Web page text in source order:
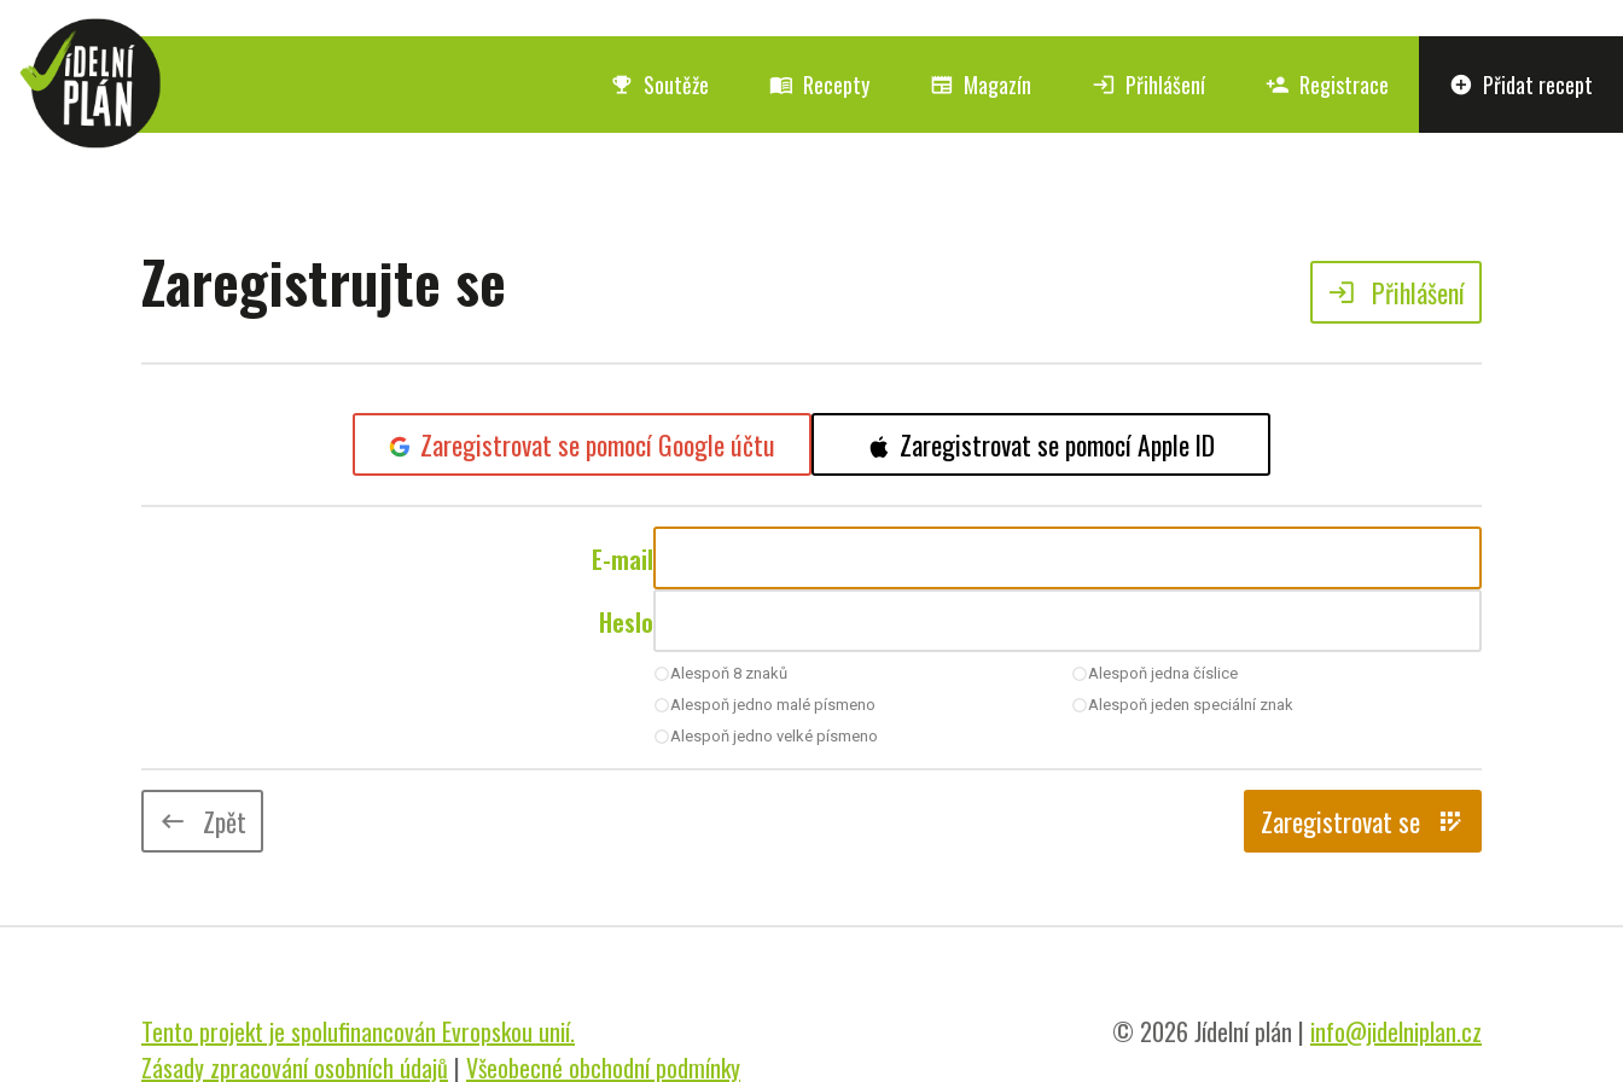
emoji_events Soutěže menu_book Recepty newspaper Magazín login Přihlášení person_add Registrace add_circle Přidat recept
Zaregistrujte se login Přihlášení
Zaregistrovat se pomocí Google účtu Zaregistrovat se pomocí Apple ID
E-mail
Heslo
radio_button_uncheckedAlespoň 8 znaků
radio_button_uncheckedAlespoň jedno malé písmeno
radio_button_uncheckedAlespoň jedno velké písmeno
radio_button_uncheckedAlespoň jedna číslice
radio_button_uncheckedAlespoň jeden speciální znak
keyboard_backspace Zpět Zaregistrovat se app_registration
Tento projekt je spolufinancován Evropskou unií.
Zásady zpracování osobních údajů | Všeobecné obchodní podmínky
© 2026 Jídelní plán | info@jidelniplan.cz